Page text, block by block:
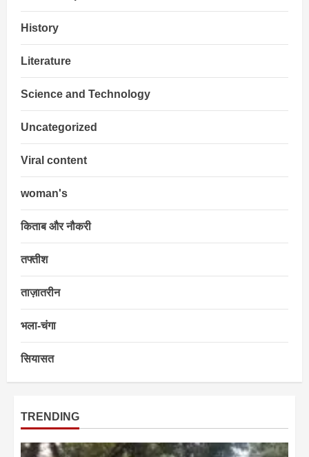
History
Literature
Science and Technology
Uncategorized
Viral content
woman's
किताब और नौकरी
तफ्तीश
ताज़ातरीन
भला-चंगा
सियासत
TRENDING